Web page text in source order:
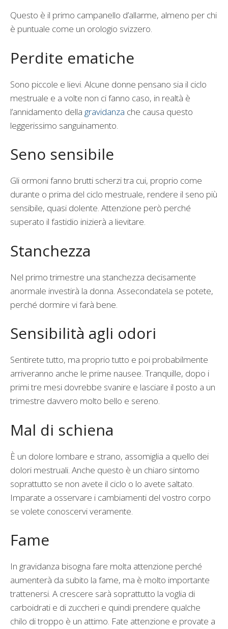
Questo è il primo campanello d’allarme, almeno per chi
è puntuale come un orologio svizzero.
Perdite ematiche
Sono piccole e lievi. Alcune donne pensano sia il ciclo
mestruale e a volte non ci fanno caso, in realtà è
l’annidamento della gravidanza che causa questo
leggerissimo sanguinamento.
Seno sensibile
Gli ormoni fanno brutti scherzi tra cui, proprio come
durante o prima del ciclo mestruale, rendere il seno più
sensibile, quasi dolente. Attenzione però perché
superato il fastidio inizierà a lievitare.
Stanchezza
Nel primo trimestre una stanchezza decisamente
anormale investirà la donna. Assecondatela se potete,
perché dormire vi farà bene.
Sensibilità agli odori
Sentirete tutto, ma proprio tutto e poi probabilmente
arriveranno anche le prime nausee. Tranquille, dopo i
primi tre mesi dovrebbe svanire e lasciare il posto a un
trimestre davvero molto bello e sereno.
Mal di schiena
È un dolore lombare e strano, assomiglia a quello dei
dolori mestruali. Anche questo è un chiaro sintomo
soprattutto se non avete il ciclo o lo avete saltato.
Imparate a osservare i cambiamenti del vostro corpo
se volete conoscervi veramente.
Fame
In gravidanza bisogna fare molta attenzione perché
aumenterà da subito la fame, ma è molto importante
trattenersi. A crescere sarà soprattutto la voglia di
carboidrati e di zuccheri e quindi prendere qualche
chilo di troppo è un attimo. Fate attenzione e provate a